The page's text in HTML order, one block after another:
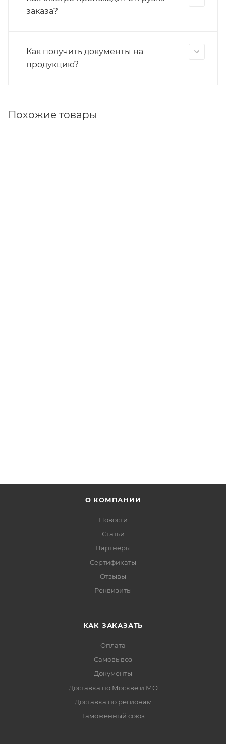
заказа?
Как получить документы на
продукцию?
Похожие товары
О КОМПАНИИ
Новости
Статьи
Партнеры
Сертификаты
Отзывы
Реквизиты
КАК ЗАКАЗАТЬ
Оплата
Самовывоз
Документы
Доставка по Москве и МО
Доставка по регионам
Таможенный союз